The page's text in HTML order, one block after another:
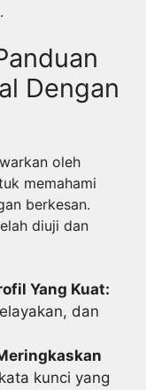
Dengan
oleh
memahami
berkesan.
diuji dan
Yang Kuat:
dan
kunci yang